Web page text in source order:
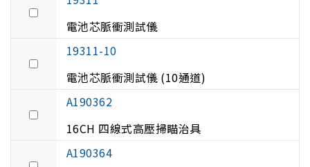
電池芯脈衝測試儀
19311-10
電池芯脈衝測試儀 (10通道)
A190362
16CH 四線式高壓掃瞄治具
A190364